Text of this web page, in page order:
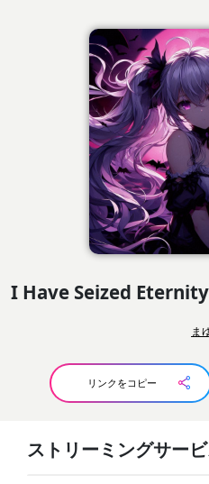
I Have Seized
ま
リンクをコピー
ストリーミングサー